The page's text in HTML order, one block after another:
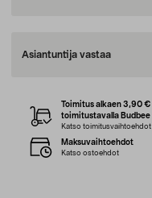
Asiantuntija vastaa
Toimitus alkaen 3,90 €
toimitustavalla Budbee
Katso toimitusvaihtoehdot
Maksuvaihtoehdot
Katso ostoehdot